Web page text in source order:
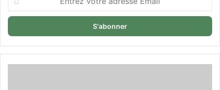
votre
adresse